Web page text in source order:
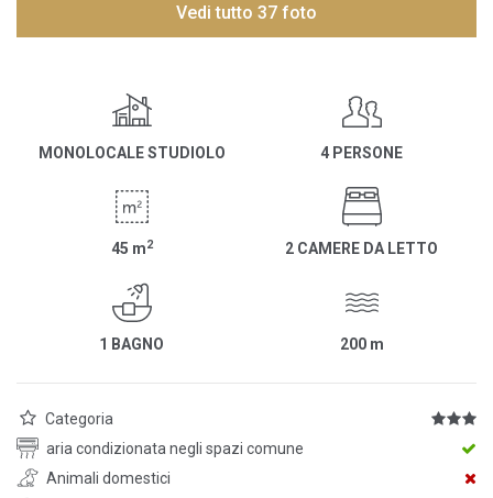
Vedi tutto 37 foto
MONOLOCALE STUDIOLO 4 PERSONE
45 m2 2 CAMERE DA LETTO
1 BAGNO 200 m
Categoria
aria condizionata negli spazi comune
Animali domestici